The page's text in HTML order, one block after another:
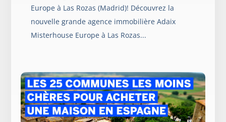
Europe à Las Rozas (Madrid)! Découvrez la
nouvelle grande agence immobilière Adaix
Misterhouse Europe à Las Rozas...